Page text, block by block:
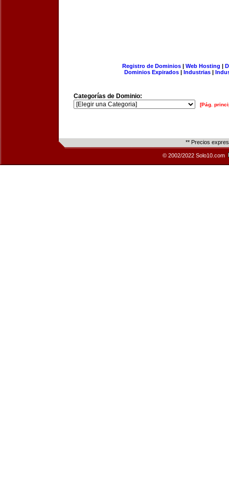
Registro de Dominios| Web Hosting |
Dominios Expirados | Industrias |
Categorías de Dominio:
[Pág.
** Precios
© 2002/2022 Solo10.com